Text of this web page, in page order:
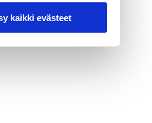
kaikki evästeet